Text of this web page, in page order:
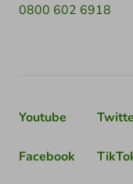
0800 602 6918
Youtube
Facebook